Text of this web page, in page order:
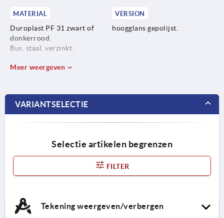
MATERIAL
Duroplast PF 31 zwart of
donkerrood.
Bus, staal, verzinkt.
VERSION
hoogglans gepolijst.
Meer weergeven
VARIANTSELECTIE
Selectie artikelen begrenzen
FILTER
Tekening weergeven/verbergen